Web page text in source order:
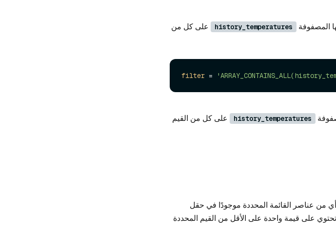
المصفوفة history_temperatures على كل من
filter =
history_temperatures
على كل من القيم
أي من عناصر القائمة المحددة موجودًا في حقل
على قيمة واحدة على الأقل من القيم المحددة